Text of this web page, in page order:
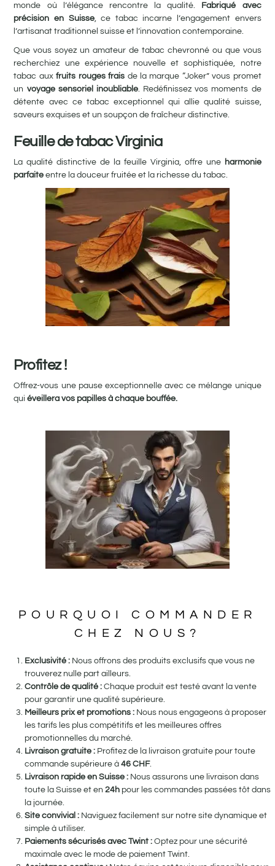
monde où l’élégance rencontre la qualité. Fabriqué avec
précision en Suisse, ce tabac incarne l’engagement envers
l’artisanat traditionnel suisse et l’innovation contemporaine.
Que vous soyez un amateur de tabac chevronné ou que vous
recherchiez une expérience nouvelle et sophistiquée, notre
tabac auxfruits rouges frais de la marque “Joker” vous promet
un voyage sensoriel inoubliable. Redéfinissez vos moments de
détente avec ce tabac exceptionnel qui allie qualité suisse,
saveurs exquises et un soupçon de fraîcheur distinctive.
Feuille de tabac Virginia
La qualité distinctive de la feuille Virginia, offre uneharmonie
parfaite entre la douceur fruitée et la richesse du tabac.
Profitez !
Offrez-vous une pause exceptionnelle avec ce mélange unique
qui éveillera vos papilles à chaque bouffée.
POURQUOI COMMANDER
CHEZ NOUS?
Exclusivité : Nous offrons des produits exclusifs que vous ne
trouverez nulle part ailleurs.
Contrôle de qualité : Chaque produit est testé avant la vente
pour garantir une qualité supérieure.
Meilleurs prix et promotions : Nous nous engageons à proposer
les tarifs les plus compétitifs et les meilleures offres
promotionnelles du marché.
Livraison gratuite : Profitez de la livraison gratuite pour toute
commande supérieure à 46 CHF.
Livraison rapide en Suisse : Nous assurons une livraison dans
toute la Suisse et en 24h pour les commandes passées tôt dans
la journée.
Site convivial : Naviguez facilement sur notre site dynamique et
simple à utiliser.
Paiements sécurisés avec Twint : Optez pour une sécurité
maximale avec le mode de paiement Twint.